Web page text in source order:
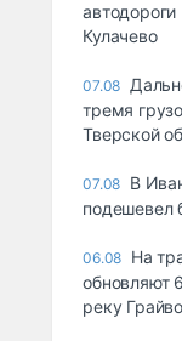
Кулачево
07.08
тремя
Тверской
07.08 В
подешевел
06.08 На
обновляют
реку